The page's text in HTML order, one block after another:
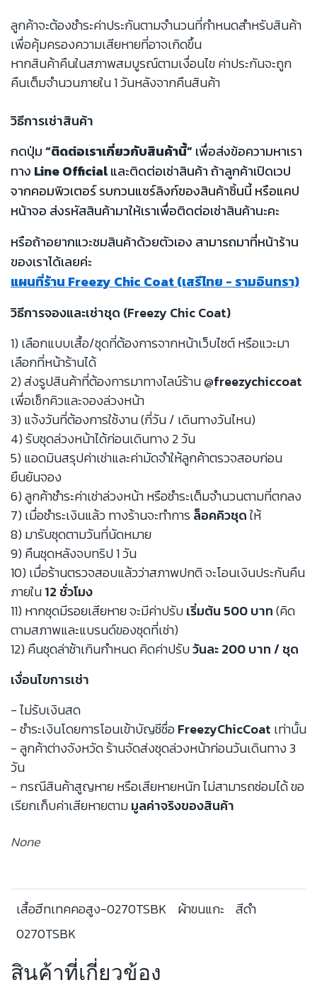
ลูกค้าจะต้องชำระค่าประกันตามจำนวนที่กำหนดสำหรับสินค้า
เพื่อคุ้มครองความเสียหายที่อาจเกิดขึ้น
หากสินค้าคืนในสภาพสมบูรณ์ตามเงื่อนไข ค่าประกันจะถูก
คืนเต็มจำนวนภายใน 1 วันหลังจากคืนสินค้า
วิธีการเช่าสินค้า
กดปุ่ม“ติดต่อเราเกี่ยวกับสินค้านี้”เพื่อส่งข้อความหาเรา
ทาง Line Officialและติดต่อเช่าสินค้า ถ้าลูกค้าเปิดเวป
จากคอมพิวเตอร์ รบกวนแชร์ลิงก์ของสินค้าชิ้นนี้ หรือแคป
หน้าจอ ส่งรหัสสินค้ามาให้เราเพื่อติดต่อเช่าสินค้านะคะ
หรือถ้าอยากแวะชมสินค้าด้วยตัวเอง สามารถมาที่หน้าร้าน
ของเราได้เลยค่ะ
แผนที่ร้าน Freezy Chic Coat (เสรีไทย - รามอินทรา)
วิธีการจองและเช่าชุด (Freezy Chic Coat)
1) เลือกแบบเสื้อ/ชุดที่ต้องการจากหน้าเว็บไซต์ หรือแวะมา
เลือกที่หน้าร้านได้
2) ส่งรูปสินค้าที่ต้องการมาทางไลน์ร้าน@freezychiccoat
เพื่อเช็กคิวและจองล่วงหน้า
3) แจ้งวันที่ต้องการใช้งาน (กี่วัน / เดินทางวันไหน)
4) รับชุดล่วงหน้าได้ก่อนเดินทาง 2 วัน
5) แอดมินสรุปค่าเช่าและค่ามัดจำให้ลูกค้าตรวจสอบก่อน
ยืนยันจอง
6) ลูกค้าชำระค่าเช่าล่วงหน้า หรือชำระเต็มจำนวนตามที่ตกลง
7) เมื่อชำระเงินแล้ว ทางร้านจะทำการล็อคคิวชุดให้
8) มารับชุดตามวันที่นัดหมาย
9) คืนชุดหลังจบทริป 1 วัน
10) เมื่อร้านตรวจสอบแล้วว่าสภาพปกติ จะโอนเงินประกันคืน
ภายใน12 ชั่วโมง
11) หากชุดมีรอยเสียหาย จะมีค่าปรับเริ่มต้น 500 บาท(คิด
ตามสภาพและแบรนด์ของชุดที่เช่า)
12) คืนชุดล่าช้าเกินกำหนด คิดค่าปรับวันละ 200 บาท / ชุด
เงื่อนไขการเช่า
- ไม่รับเงินสด
- ชำระเงินโดยการโอนเข้าบัญชีชื่อFreezyChicCoat เท่านั้น
- ลูกค้าต่างจังหวัด ร้านจัดส่งชุดล่วงหน้าก่อนวันเดินทาง 3
วัน
- กรณีสินค้าสูญหาย หรือเสียหายหนัก ไม่สามารถซ่อมได้ ขอ
เรียกเก็บค่าเสียหายตามมูลค่าจริงของสินค้า
None
เสื้อฮีทเทคคอสูง-0270TSBK ผ้าขนแกะ
สีดำ
0270TSBK
สินค้าที่เกี่ยวข้อง